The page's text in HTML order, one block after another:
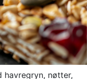
havregryn, nøtter,